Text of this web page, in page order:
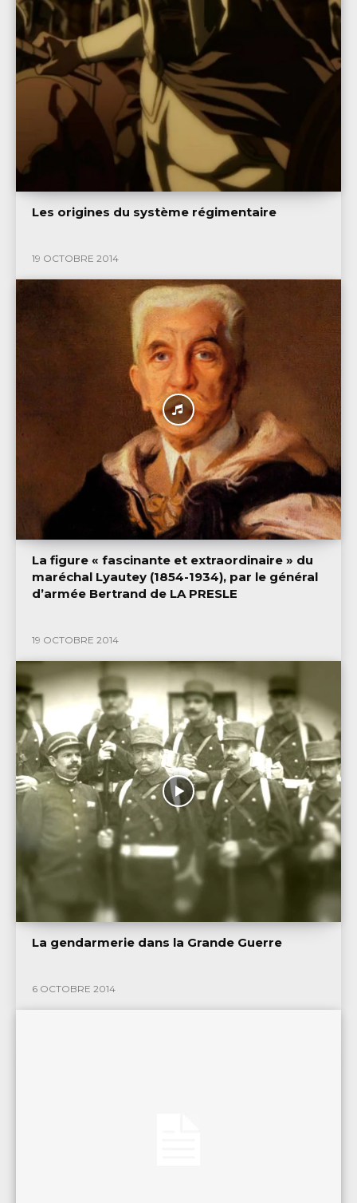
Les origines du système régimentaire
19 OCTOBRE 2014
La figure « fascinante et extraordinaire » du
maréchal Lyautey (1854-1934), par le général
d’armée Bertrand de LA PRESLE
19 OCTOBRE 2014
La gendarmerie dans la Grande Guerre
6 OCTOBRE 2014